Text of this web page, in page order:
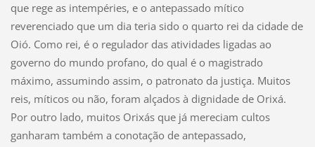
que rege as intempéries, e o antepassado mítico
reverenciado que um dia teria sido o quarto rei da cidade de
Oió. Como rei, é o regulador das atividades ligadas ao
governo do mundo profano, do qual é o magistrado
máximo, assumindo assim, o patronato da justiça. Muitos
reis, míticos ou não, foram alçados à dignidade de Orixá.
Por outro lado, muitos Orixás que já mereciam cultos
ganharam também a conotação de antepassado,